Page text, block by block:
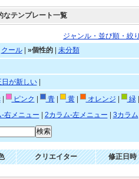
なテンプレート一覧
ジャンル・並び順・絞
クール| »個性的| 未分類
日が新しい|
| ピンク 青| 黄| オレンジ 緑|
右メニュー 2カラム-左メニュー 3カラム
クリエイター 修正日時